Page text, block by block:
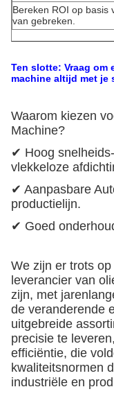
Bereken ROI op basis
van gebreken.
Ten slotte: Vraag om
machine altijd met je
Waarom kiezen
Machine?
✔ Hoog
vlekkeloze
✔ Aanpasbare
productielijn.
✔ Goed
We zijn er trots
leverancier van
zijn, met
de veranderende
uitgebreide
precisie te
efficiëntie, die
kwaliteitsnormen
industriële en